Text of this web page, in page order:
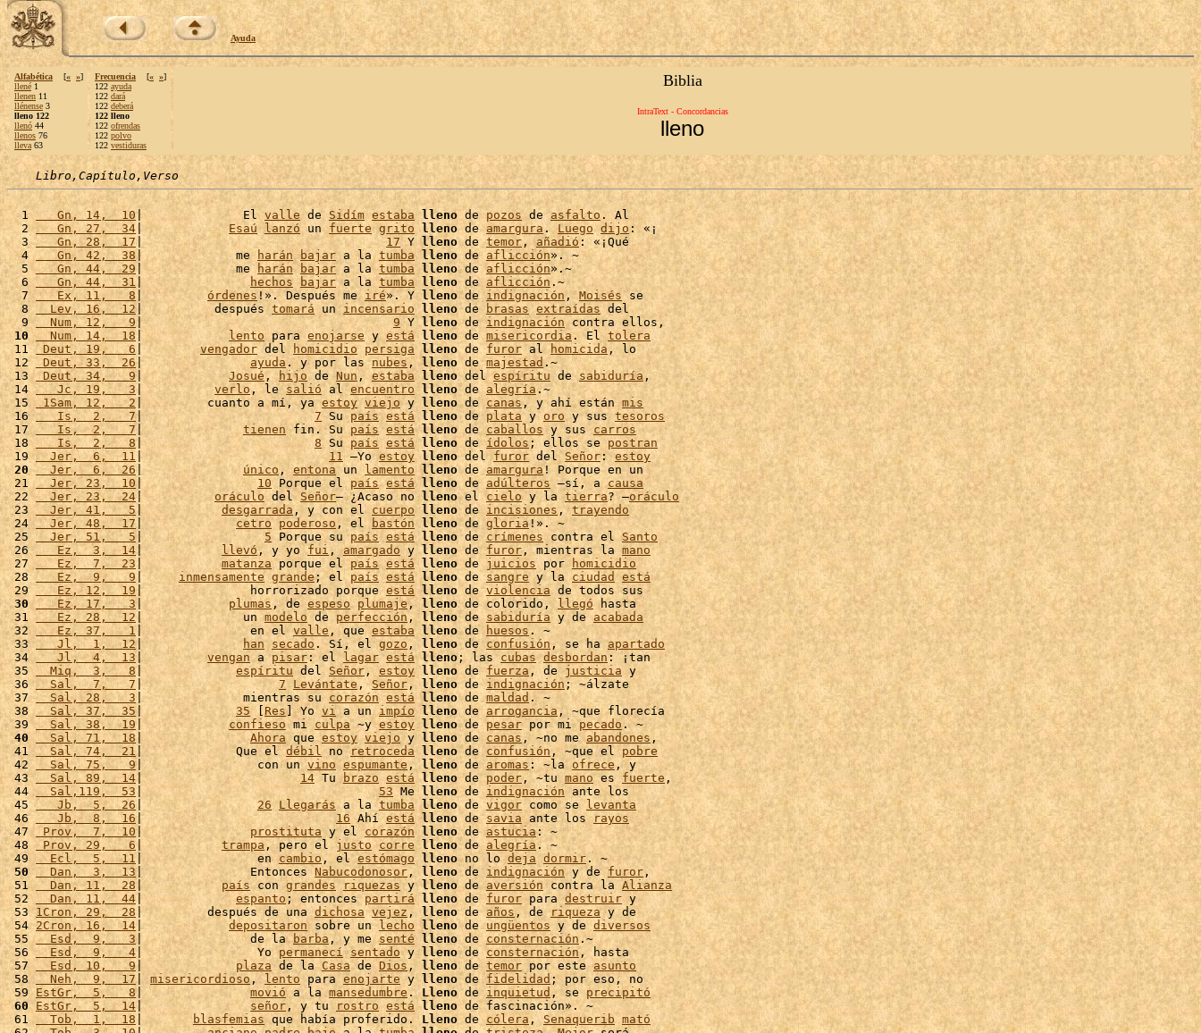
Ayuda
Alfabética [« »]
llené 1
llenen 11
llénense 3
lleno 122
llenó 44
llenos 76
lleva 63
Frecuencia [« »]
122 ayuda
122 dará
122 deberá
122 lleno
122 ofrendas
122 polvo
122 vestiduras
Biblia
IntraText - Concordancias
lleno
Libro,Capítulo,Verso
  1
   Gn, 14,  10
|              El valle de Sidím estaba lleno de pozos de asfalto . Al
  2
   Gn, 27,  34
| Esaú lanzó un fuerte grito lleno de amargura. Luego dijo : «¡
  3
   Gn, 28,  17
| 17 Y lleno de temor , añadió : «¡Qué
  4
   Gn, 42,  38
|             me harán bajar a la tumba lleno de aflicción». ~
  5
   Gn, 44,  29
|             me harán bajar a la tumba lleno de aflicción».~
  6
   Gn, 44,  31
| hechos bajar a la tumba lleno de aflicción .~
  7
   Ex, 11,   8
| órdenes !». Después me iré». Y lleno de indignación , Moisés se
  8
  Lev, 16,  12
|          después tomará un incensario lleno de brasas extraídas del
  9
  Num, 12,   9
| 9 Y lleno de indignación
10
  Num, 14,  18
| lento para enojarse y está lleno de misericordia . El tolera
11 Deut, 19,   6 | vengador del homicidio persiga lleno de furor al homicida , lo
12 Deut, 33,  26| ayuda . y por las nubes , lleno de majestad.~
13 Deut, 34,   9 | Josué , hijo de Nun, estaba lleno del espíritu de sabiduría ,
14
   Jc, 19,   3
| verlo, le salió al encuentro lleno de alegría .~
15 1Sam, 12,   2 |         cuanto a mí, ya estoy viejo y lleno de canas , y ahí están mis
16
   Is,  2,   7
| 7 Su país está lleno de plata y oro y sus tesoros
17
   Is,  2,   7
| tienen fin. Su país está lleno de caballos y sus carros
18
   Is,  2,   8
| 8 Su país está lleno de ídolos ; ellos se postran
19
  Jer,  6,  11
| 11 –Yo estoy lleno del furor del Señor: estoy
20
  Jer,  6,  26
| único , entona un lamento lleno de amargura! Porque en un
21
  Jer, 23,  10
| 10 Porque el país está lleno de adúlteros –sí, a causa
22
  Jer, 23,  24
| oráculo del Señor– ¿Acaso no lleno el cielo y la tierra? –oráculo
23
  Jer, 41,   5
| desgarrada , y con el cuerpo lleno de incisiones , trayendo
24
  Jer, 48,  17
| cetro poderoso , el bastón lleno de gloria !». ~
25
  Jer, 51,   5
| 5 Porque su país está lleno de crímenes contra el Santo
26
   Ez,  3,  14
| llevó, y yo fui , amargado y lleno de furor, mientras la mano
27
   Ez,  7,  23
| matanza porque el país está lleno de juicios por
homicidio
28
   Ez,  9,   9
| inmensamente grande; el país está lleno de sangre y la ciudad
está
29
   Ez, 12,  19
|               horrorizado porque está lleno de violencia
30
   Ez, 17,   3
| plumas , de espeso plumaje, lleno de colorido, llegó hasta
31
   Ez, 28,  12
|              un modelo de perfección, lleno de sabiduría y de acabada
32
   Ez, 37,   1
|               en el valle , que estaba lleno de huesos . ~
33
   Jl,  1,  12
| han secado . Sí, el gozo , lleno de confusión , se ha apartado
34
   Jl,  4,  13
| vengan a pisar: el lagar está lleno ; las cubas desbordan: ¡tan
35
  Miq,  3,   8
| espíritu del Señor , estoy lleno de fuerza , de justicia y
36
  Sal,  7,   7
| 7 Levántate , Señor , lleno de indignación ; ~álzate
37
  Sal, 28,   3
|              mientras su corazón está lleno de maldad . ~
38
  Sal, 37,  35
| 35 Res] Yo vi a un impío lleno de arrogancia , ~que florecía
39
  Sal, 38,  19
| confieso mi culpa ~y estoy lleno de pesar por mi pecado
40
  Sal, 71,  18
| Ahora que estoy viejo y lleno de canas , ~no me abandones ,
41
  Sal, 74,  21
|             Que el débil no retroceda lleno de confusión , ~que el pobre
42
  Sal, 75,   9
|                con un vino espumante , lleno de aromas : ~la ofrece , y
43
  Sal, 89,  14
| 14 Tu brazo está lleno de poder, ~tu mano es fuerte ,
44
  Sal,119,  53
| 53 Me lleno de indignación ante los
45
   Jb,  5,  26
| 26 Llegarás a la tumba lleno de vigor como se
levanta
46
   Jb,  8,  16
| 16 Ahí está lleno de savia ante los rayos
47
Prov,  7,  10 | prostituta y el corazón lleno de astucia: ~
48 Prov, 29,   6 | trampa , pero el justo corre lleno de alegría . ~
49
  Ecl,  5,  11
|                en cambio , el estómago lleno no lo deja dormir
50
  Dan,  3,  13
|               Entonces Nabucodonosor , lleno de indignación y de furor ,
51
  Dan, 11,  28
| país con grandes riquezas y lleno de aversión contra la Alianza
52
  Dan, 11,  44
| espanto ; entonces partirá lleno de furor para destruir y
53 1Cron, 29,  28 |         después de una dichosa vejez , lleno de años , de riqueza y de
54 2Cron, 16,  14 | depositaron sobre un lecho lleno de ungüentos y de diversos
55
  Esd,  9,   3
|               de la barba, y me senté lleno de consternación .~
56
  Esd,  9,   4
|                Yo permanecí sentado y lleno de consternación, hasta
57
  Esd, 10,   9
| plaza de la Casa de Dios , lleno de temor por este asunto
58
  Neh,  9,  17
| misericordioso , lento para enojarte y lleno de fidelidad ; por eso, no
59 EstGr,  5,   8 | movió a la mansedumbre . Lleno de inquietud , se precipitó
60 EstGr,  5,  14| señor , y tu rostro está lleno de fascinación». ~
61
  Tob,  1,  18
| blasfemias que había proferido. Lleno de cólera , Senaquerib mató